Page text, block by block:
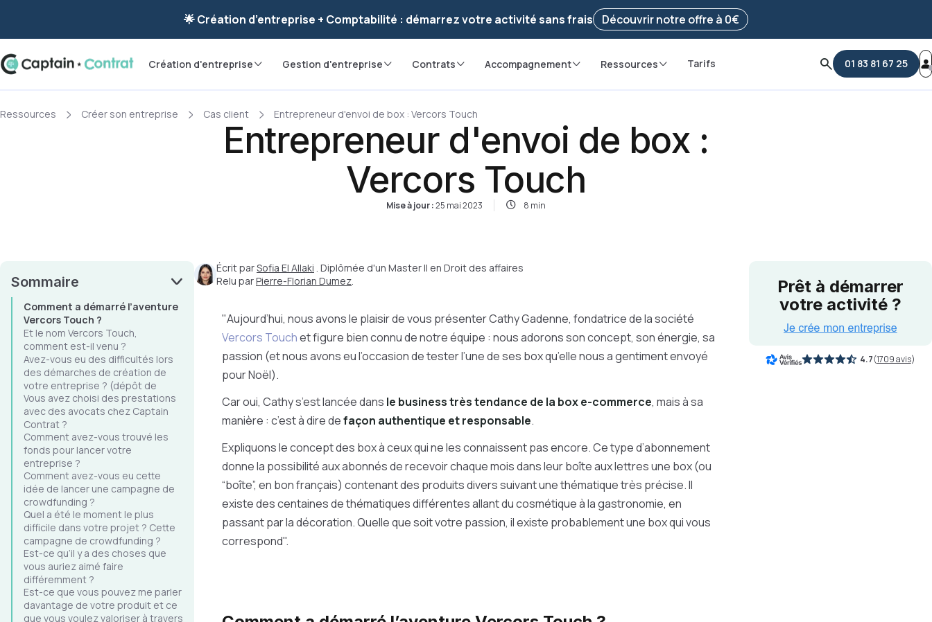
Ravis de vous revoir ! Votre démarchea été enregistrée 🚀 Reprendre ma démarche
🌟 Création d’entreprise + Comptabilité : démarrez votre activité sans frais Découvrir notre offre à 0€
Création d'entreprise Gestion d'entreprise Contrats Accompagnement Ressources Tarifs 01 83 81 67 25
Ressources Créer son entreprise Cas client Entrepreneur d'envoi de box : Vercors Touch
Entrepreneur d'envoi de box :
Vercors Touch
Mise à jour :25 mai 2023 8 min
Sommaire
Comment a démarré l’aventure
Vercors Touch ?
Et le nom Vercors Touch,
comment est-il venu ?
Avez-vous eu des difficultés lors
des démarches de création de
votre entreprise ? (dépôt de
marque, etc.)
Vous avez choisi des prestations
avec des avocats chez Captain
Contrat ?
Comment avez-vous trouvé les
fonds pour lancer votre
entreprise ?
Comment avez-vous eu cette
idée de lancer une campagne de
crowdfunding ?
Quel a été le moment le plus
difficile dans votre projet ? Cette
campagne de crowdfunding ?
Est-ce qu’il y a des choses que
vous auriez aimé faire
différemment ?
Est-ce que vous pouvez me parler
davantage de votre produit et ce
que vous voulez valoriser à travers
Écrit parSofia El Allaki . Diplômée d'un Master II en Droit des affaires
Relu parPierre-Florian Dumez.
"Aujourd’hui, nous avons le plaisir de vous présenter Cathy Gadenne, fondatrice de la société
Vercors Touchet figure bien connu de notre équipe : nous adorons son concept, son énergie, sa
passion (et nous avons eu l’occasion de tester l’une de ses box qu’elle nous a gentiment envoyé
pour Noël).
Car oui, Cathy s’est lancée dans le business très tendance de la box e-commerce, mais à sa
manière : c’est à dire defaçon authentique et responsable.
Expliquons le concept des box à ceux qui ne les connaissent pas encore. Ce type d’abonnement
donne la possibilité aux abonnés de recevoir chaque mois dans leur boîte aux lettres une box (ou
“boîte”, en bon français) contenant des produits divers suivant une thématique très précise. Il
existe des centaines de thématiques différentes allant du cosmétique à la gastronomie, en
passant par la décoration. Quelle que soit votre passion, il existe probablement une box qui vous
correspond".
4.7(1709 avis)
Prêt à démarrer
votre activité ?